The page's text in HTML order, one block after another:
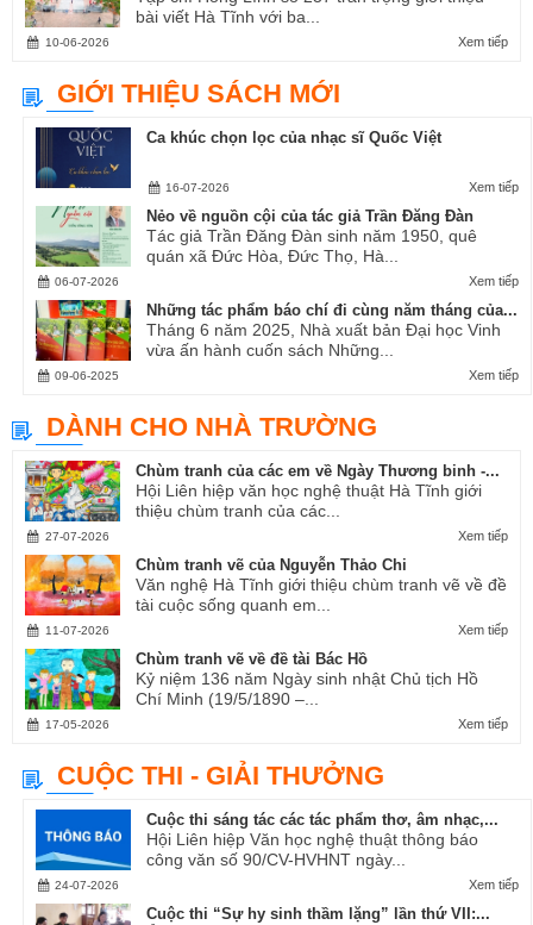
bài viết Hà Tĩnh với ba...
Xem tiếp
10-06-2026
GIỚI THIỆU SÁCH MỚI
Ca khúc chọn lọc của nhạc sĩ Quốc Việt
Xem tiếp
16-07-2026
Nẻo về nguồn cội của tác giả Trần Đăng Đàn
Tác giả Trần Đăng Đàn sinh năm 1950, quê
quán xã Đức Hòa, Đức Thọ, Hà...
Xem tiếp
06-07-2026
Những tác phẩm báo chí đi cùng năm tháng của...
Tháng 6 năm 2025, Nhà xuất bản Đại học Vinh
vừa ấn hành cuốn sách Những...
Xem tiếp
09-06-2025
DÀNH CHO NHÀ TRƯỜNG
Chùm tranh của các em về Ngày Thương binh -...
Hội Liên hiệp văn học nghệ thuật Hà Tĩnh giới
thiệu chùm tranh của các...
Xem tiếp
27-07-2026
Chùm tranh vẽ của Nguyễn Thảo Chi
Văn nghệ Hà Tĩnh giới thiệu chùm tranh vẽ về đề
tài cuộc sống quanh em...
Xem tiếp
11-07-2026
Chùm tranh vẽ về đề tài Bác Hồ
Kỷ niệm 136 năm Ngày sinh nhật Chủ tịch Hồ
Chí Minh (19/5/1890 –...
Xem tiếp
17-05-2026
CUỘC THI - GIẢI THƯỞNG
Cuộc thi sáng tác các tác phẩm thơ, âm nhạc,...
Hội Liên hiệp Văn học nghệ thuật thông báo
công văn số 90/CV-HVHNT ngày...
Xem tiếp
24-07-2026
Cuộc thi “Sự hy sinh thầm lặng” lần thứ VII:...